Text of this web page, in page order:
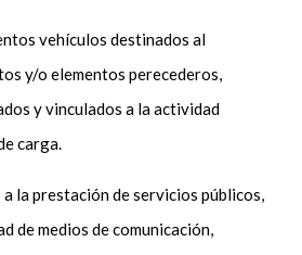
vehículos destinados al
y/o elementos perecederos,
y vinculados a la actividad
carga.
la prestación de servicios públicos,
de medios de comunicación,